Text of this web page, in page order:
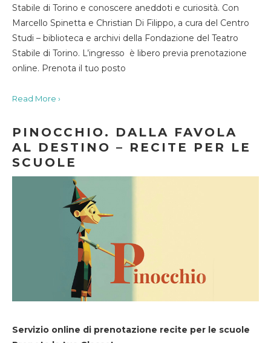
Stabile di Torino e conoscere aneddoti e curiosità. Con
Marcello Spinetta e Christian Di Filippo, a cura del Centro
Studi – biblioteca e archivi della Fondazione del Teatro
Stabile di Torino. L’ingresso è libero previa prenotazione
online. Prenota il tuo posto
Read More ›
PINOCCHIO. DALLA FAVOLA
AL DESTINO – RECITE PER LE
SCUOLE
Servizio online di prenotazione recite per le scuole